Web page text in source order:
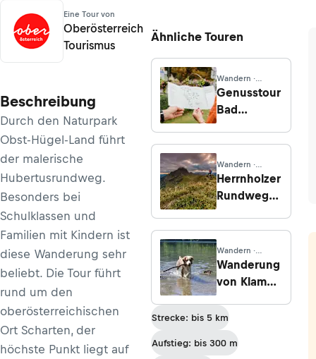
Eine Tour von
Oberösterreich
Tourismus
Beschreibung
Durch den Naturpark
Obst-Hügel-Land führt
der malerische
Hubertusrundweg.
Besonders bei
Schulklassen und
Familien mit Kindern ist
diese Wanderung sehr
beliebt. Die Tour führt
rund um den
oberösterreichischen
Ort Scharten, der
höchste Punkt liegt auf
Ähnliche Touren
Wandern ·
Steiermark
Genusstour
Bad
Wandern ·
Oberösterreich
Herrnholzer
Rundweg
Scharten
Wandern ·
Oberösterreich
Wanderung
von Klamm
Laudachsee
Strecke: bis 5 km
Aufstieg: bis 300 m